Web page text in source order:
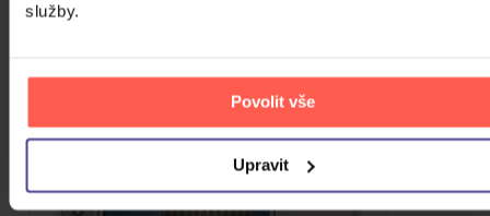
služby.
Povolit vše
Upravit